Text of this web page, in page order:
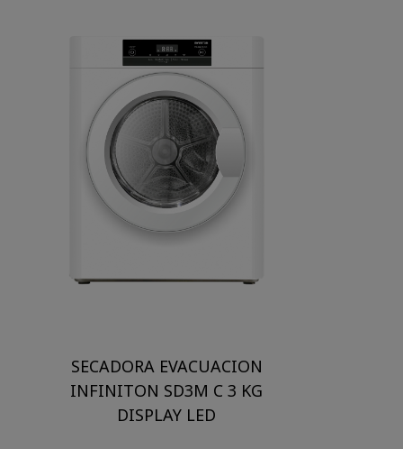
SECADORA EVACUACION
INFINITON SD3M C 3 KG
DISPLAY LED